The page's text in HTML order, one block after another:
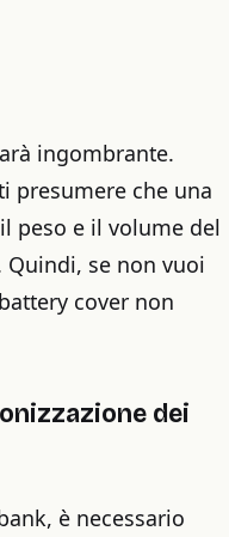
ingombrante.
presumere che una
peso e il volume del
Quindi, se non vuoi
cover non
dei
è necessario